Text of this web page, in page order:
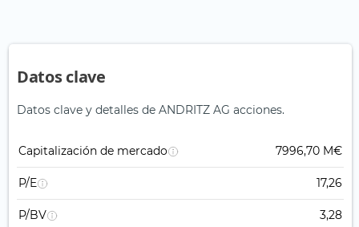
Datos clave
Datos clave y detalles de ANDRITZ AG acciones.
Capitalización de mercado 7996,70 M€
P/E 17,26
P/BV 3,28